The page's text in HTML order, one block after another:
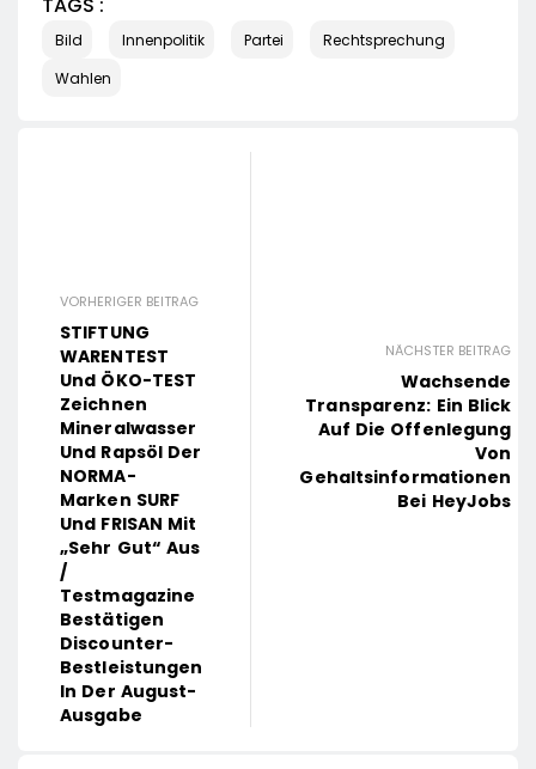
Bild Innenpolitik Partei
Rechtsprechung
Wahlen
VORHERIGER BEITRAG
STIFTUNG
WARENTEST
Und ÖKO-TEST
Zeichnen
Mineralwasser
Und Rapsöl Der
NORMA-
Marken SURF
Und FRISAN Mit
„sehr Gut“ Aus
/
Testmagazine
Bestätigen
Discounter-
Bestleistungen
In Der August-
Ausgabe
NÄCHSTER BEITRAG
Wachsende
Transparenz: Ein Blick
Auf Die Offenlegung
Von
Gehaltsinformationen
Bei HeyJobs